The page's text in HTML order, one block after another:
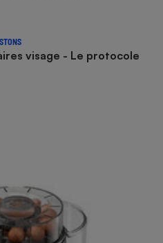
visage - Le protocole